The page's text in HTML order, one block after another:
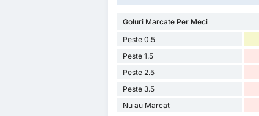
Goluri Marcate Per Meci
Peste 0.5
Peste 1.5
Peste 2.5
Peste 3.5
Nu au Marcat